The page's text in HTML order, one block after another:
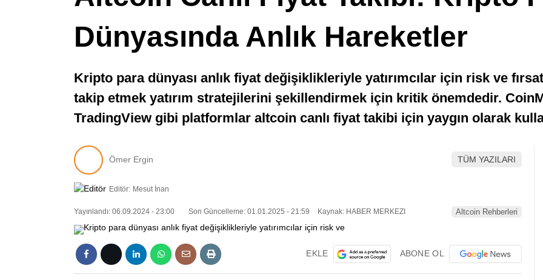
Dünyasında Anlık Hareketler
Kripto para dünyası anlık fiyat değişiklikleriyle yatırımcılar için risk ve
takip etmek yatırım stratejilerini şekillendirmek için kritik önemdedir.
TradingView gibi platformlar altcoin canlı fiyat takibi için yaygın olarak
Ömer Ergin TÜM YAZILARI
Editör: Mesut İnan
Yayınlandı: 06.09.2024 - 23:00 Son Güncelleme: 01.01.2025 - 21:59 Kaynak: HABER MERKEZI Altcoin Rehberleri
EKLE ABONE OL